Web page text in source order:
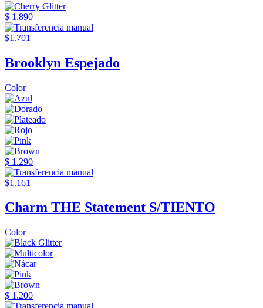
$ 1.890
$1.701
Brooklyn Espejado
Color
$ 1.290
$1.161
Charm THE Statement S/TIENTO
Color
$ 1.200